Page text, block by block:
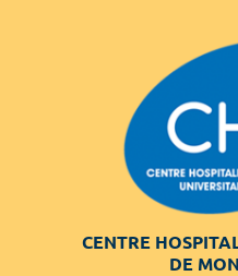
CENTRE
DE